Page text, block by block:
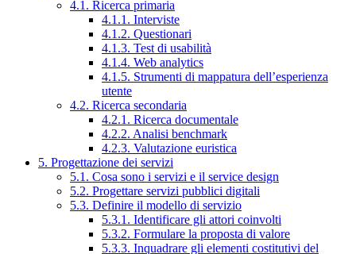
4.1. Ricerca primaria
4.1.1. Interviste
4.1.2. Questionari
4.1.3. Test di usabilità
4.1.4. Web analytics
4.1.5. Strumenti di mappatura dell’esperienza
utente
4.2. Ricerca secondaria
4.2.1. Ricerca documentale
4.2.2. Analisi benchmark
4.2.3. Valutazione euristica
5. Progettazione dei servizi
5.1. Cosa sono i servizi e il service design
5.2. Progettare servizi pubblici digitali
5.3. Definire il modello di servizio
5.3.1. Identificare gli attori coinvolti
5.3.2. Formulare la proposta di valore
5.3.3. Inquadrare gli elementi costitutivi del